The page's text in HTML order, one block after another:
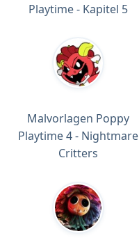
Playtime - Kapitel 5
Malvorlagen Poppy
Playtime 4 - Nightmare
Critters